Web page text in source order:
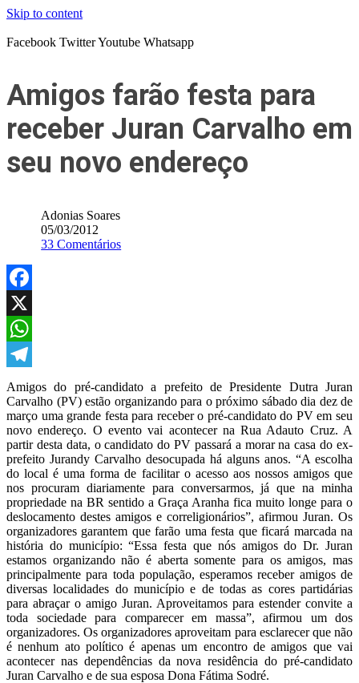
Skip to content
Facebook TwitterYoutube Whatsapp
Amigos farão festa para
receber Juran Carvalho em
seu novo endereço
Adonias Soares
05/03/2012
33 Comentários
Facebook
X
WhatsApp
Telegram
Amigos do pré-candidato a prefeito de Presidente Dutra Juran
Carvalho (PV) estão organizando para o próximo sábado dia dez de
março uma grande festa para receber o pré-candidato do PV em seu
novo endereço. O evento vai acontecer na Rua Adauto Cruz. A
partir desta data, o candidato do PV passará a morar na casa do ex-
prefeito Jurandy Carvalho desocupada há alguns anos. “A escolha
do local é uma forma de facilitar o acesso aos nossos amigos que
nos procuram diariamente para conversarmos, já que na minha
propriedade na BR sentido a Graça Aranha fica muito longe para o
deslocamento destes amigos e correligionários”, afirmou Juran. Os
organizadores garantem que farão uma festa que ficará marcada na
história do município: “Essa festa que nós amigos do Dr. Juran
estamos organizando não é aberta somente para os amigos, mas
principalmente para toda população, esperamos receber amigos de
diversas localidades do município e de todas as cores partidárias
para abraçar o amigo Juran. Aproveitamos para estender convite a
toda sociedade para comparecer em massa”, afirmou um dos
organizadores. Os organizadores aproveitam para esclarecer que não
é nenhum ato político é apenas um encontro de amigos que vai
acontecer nas dependências da nova residência do pré-candidato
Juran Carvalho e de sua esposa Dona Fátima Sodré.